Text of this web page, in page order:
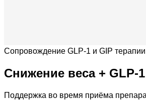
Сопровождение GLP-1 и GIP терапии
Снижение веса + GLP-
Поддержка во время приёма